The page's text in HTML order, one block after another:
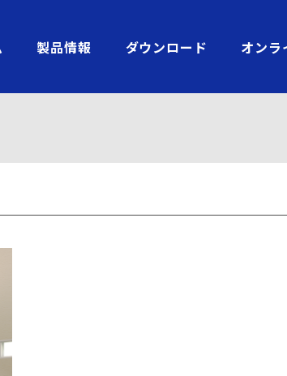
製品情報 ダウンロード オンラ